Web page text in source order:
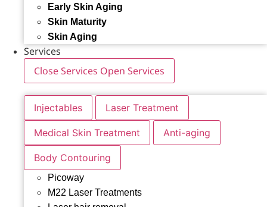
Early Skin Aging
Skin Maturity
Skin Aging
Services
Close Services Open Services
Injectables Laser Treatment
Medical Skin Treatment Anti-aging
Body Contouring
Picoway
M22 Laser Treatments